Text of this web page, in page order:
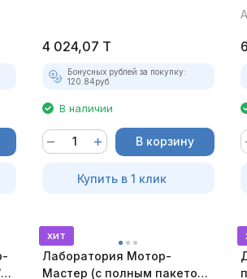
4 024,07 T
Бонусных рублей за покупку:
120.84руб.
В наличии
В корзину
Купить в 1 клик
хит
Лаборатория Мотор-
Мастер (с полным пакетом